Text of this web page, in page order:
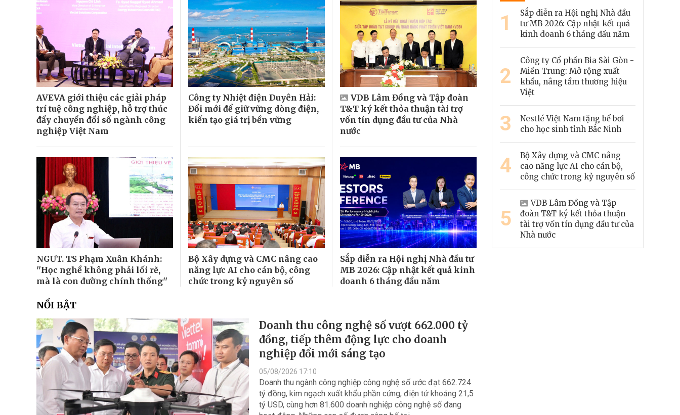
AVEVA giới thiệu các giải pháp
trí tuệ công nghiệp, hỗ trợ thúc
đẩy chuyển đổi số ngành công
nghiệp Việt Nam
Công ty Nhiệt điện Duyên Hải:
Đổi mới để giữ vững dòng điện,
kiến tạo giá trị bền vững
VDB Lâm Đồng và Tập đoàn
T&T ký kết thỏa thuận tài trợ
vốn tín dụng đầu tư của Nhà
nước
NGƯT. TS Phạm Xuân Khánh:
''Học nghề không phải lối rẽ,
mà là con đường chính thống''
Bộ Xây dựng và CMC nâng cao
năng lực AI cho cán bộ, công
chức trong kỷ nguyên số
Sắp diễn ra Hội nghị Nhà đầu tư
MB 2026: Cập nhật kết quả kinh
doanh 6 tháng đầu năm
NỔI BẬT
Doanh thu công nghệ số vượt 662.000 tỷ
đồng, tiếp thêm động lực cho doanh
nghiệp đổi mới sáng tạo
05/08/2026 17:10
Doanh thu ngành công nghiệp công nghệ số ước đạt 662.724
tỷ đồng, kim ngạch xuất khẩu phần cứng, điện tử khoảng 21,5
tỷ USD, cùng hơn 81.600 doanh nghiệp công nghệ số đang
1
Sắp diễn ra Hội nghị Nhà đầu
tư MB 2026: Cập nhật kết quả
kinh doanh 6 tháng đầu năm
2
Công ty Cổ phần Bia Sài Gòn -
Miền Trung: Mở rộng xuất
khẩu, nâng tầm thương hiệu
Việt
3
Nestlé Việt Nam tặng bể bơi
cho học sinh tỉnh Bắc Ninh
4
Bộ Xây dựng và CMC nâng
cao năng lực AI cho cán bộ,
công chức trong kỷ nguyên số
5
VDB Lâm Đồng và Tập
đoàn T&T ký kết thỏa thuận
tài trợ vốn tín dụng đầu tư của
Nhà nước